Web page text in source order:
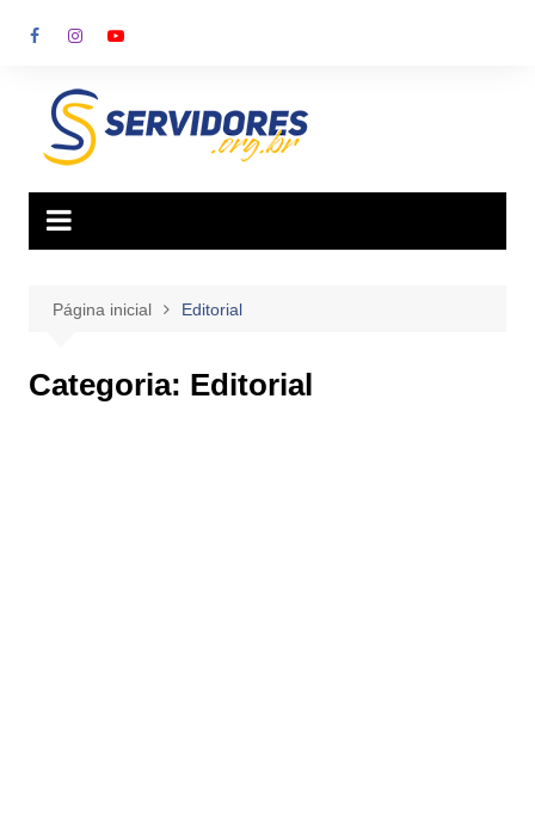
para
conteúdo
Página inicial Editorial
Categoria: Editorial